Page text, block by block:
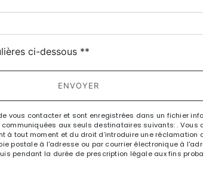
cookies
ci-dessous **
ENVOYER
vous contacter et sont enregistrées dans un fichier
aux seuls destinataires suivants: .
tout moment et du droit d’introduire une réclamation
postale à l'adresse ou par courrier électronique à
pendant la durée de prescription légale aux fins